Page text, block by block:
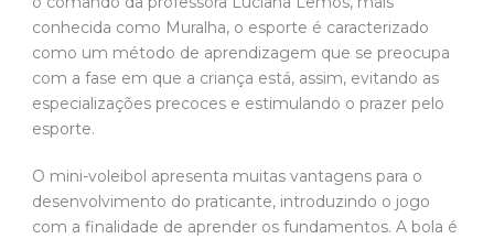
conhecida como Muralha, o esporte é caracterizado
como um método de aprendizagem que se preocupa
com a fase em que a criança está, assim, evitando as
especializações precoces e estimulando o prazer pelo
esporte.
O mini-voleibol apresenta muitas vantagens para o
desenvolvimento do praticante, introduzindo o jogo
com a finalidade de aprender os fundamentos. A bola é